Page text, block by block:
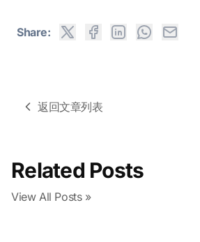
Share:
返回文章列表
Related Posts
View All Posts »